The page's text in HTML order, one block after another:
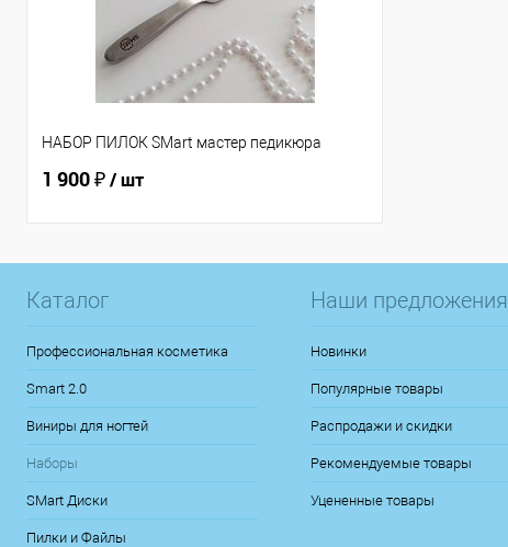
НАБОР ПИЛОК SMart мастер педикюра
1 900 ₽/ шт
Каталог
Профессиональная косметика
Smart 2.0
Виниры для ногтей
Наборы
SMart Диски
Пилки и Файлы
Наши предложения
Новинки
Популярные товары
Распродажи и скидки
Рекомендуемые товары
Уцененные товары